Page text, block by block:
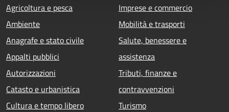
Agricoltura e pesca
Ambiente
Anagrafe e stato civile
Appalti pubblici
Autorizzazioni
Catasto e urbanistica
Cultura e tempo libero
Imprese e commercio
Mobilità e trasporti
Salute, benessere e
assistenza
Tributi, finanze e
contravvenzioni
Turismo